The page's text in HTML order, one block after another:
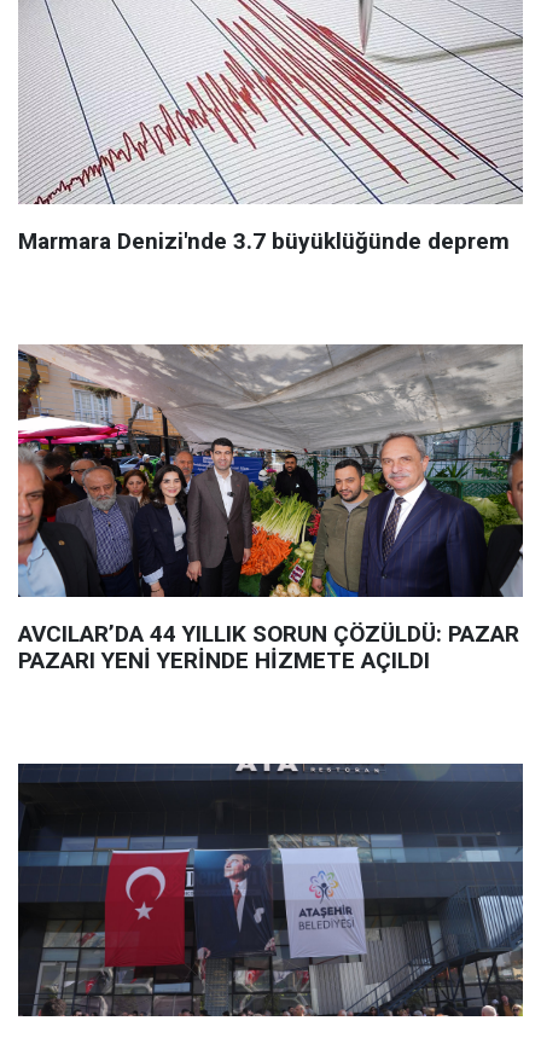
Marmara Denizi'nde 3.7 büyüklüğünde deprem
AVCILAR’DA 44 YILLIK SORUN ÇÖZÜLDÜ: PAZAR
PAZARI YENİ YERİNDE HİZMETE AÇILDI